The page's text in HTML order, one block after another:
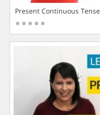
Present Continuous Tense